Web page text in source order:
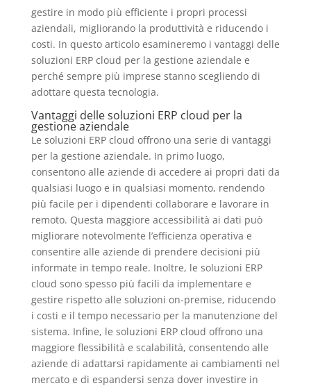
gestire in modo più efficiente i propri processi
aziendali, migliorando la produttività e riducendo i
costi. In questo articolo esamineremo i vantaggi delle
soluzioni ERP cloud per la gestione aziendale e
perché sempre più imprese stanno scegliendo di
adottare questa tecnologia.
Vantaggi delle soluzioni ERP cloud per la
gestione aziendale
Le soluzioni ERP cloud offrono una serie di vantaggi
per la gestione aziendale. In primo luogo,
consentono alle aziende di accedere ai propri dati da
qualsiasi luogo e in qualsiasi momento, rendendo
più facile per i dipendenti collaborare e lavorare in
remoto. Questa maggiore accessibilità ai dati può
migliorare notevolmente l’efficienza operativa e
consentire alle aziende di prendere decisioni più
informate in tempo reale. Inoltre, le soluzioni ERP
cloud sono spesso più facili da implementare e
gestire rispetto alle soluzioni on-premise, riducendo
i costi e il tempo necessario per la manutenzione del
sistema. Infine, le soluzioni ERP cloud offrono una
maggiore flessibilità e scalabilità, consentendo alle
aziende di adattarsi rapidamente ai cambiamenti nel
mercato e di espandersi senza dover investire in